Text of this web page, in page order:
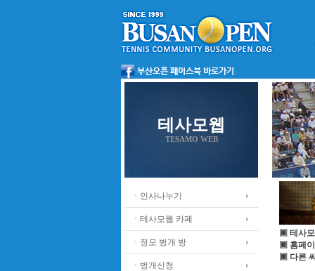
테사모웹
TESAMO WEB
ㆍ인사나누기
ㆍ테사모웹 카페
ㆍ정모 벙개 방
ㆍ벙개신청
▣ 테사
▣ 홈페
▣ 다른